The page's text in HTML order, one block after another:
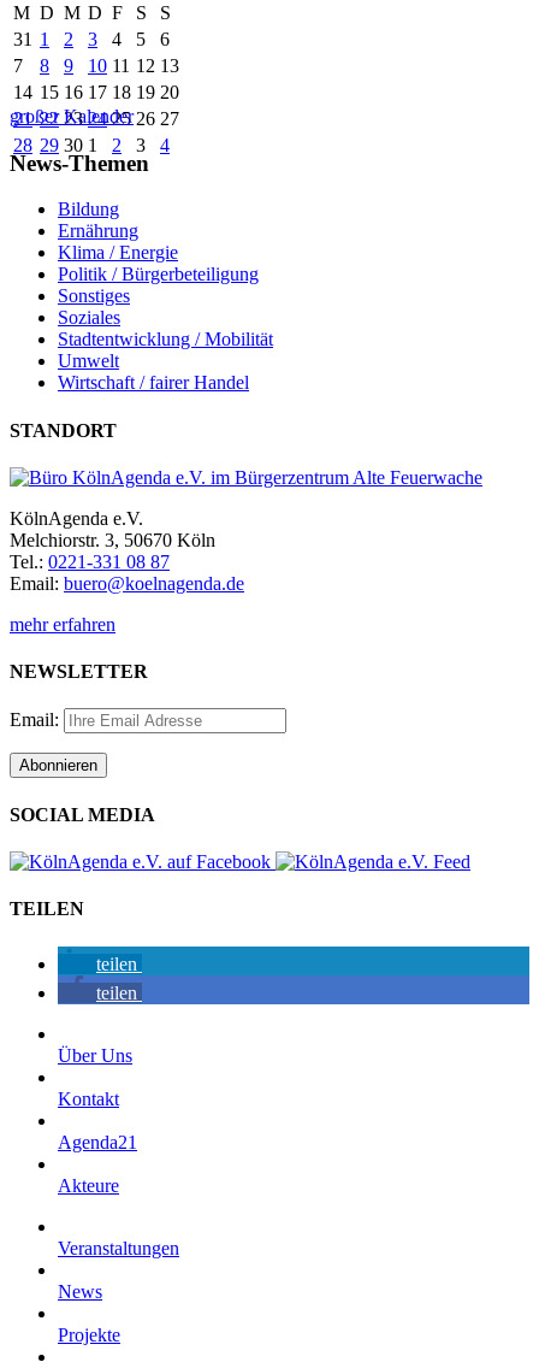
M D M D F S
S
31 1 2 3 4 5
6
7
8 9 10 11 12 13
14 15 16 17 18 19 20
21 22 23 24 25 26 27
28 29 30 1 2 3 4
großer Kalender
News-Themen
Bildung
Ernährung
Klima / Energie
Politik / Bürgerbeteiligung
Sonstiges
Soziales
Stadtentwicklung / Mobilität
Umwelt
Wirtschaft / fairer Handel
STANDORT
KölnAgenda e.V.
Melchiorstr. 3, 50670 Köln
Tel.: 0221-331 08 87
Email: buero@koelnagenda.de
mehr erfahren
NEWSLETTER
Email:
SOCIAL MEDIA
TEILEN
teilen
teilen
Über Uns
Kontakt
Agenda21
Akteure
Veranstaltungen
News
Projekte